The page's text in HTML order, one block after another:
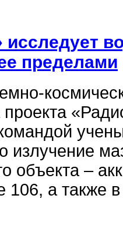
исследует
пределами
излучение
объекта –
106, а также